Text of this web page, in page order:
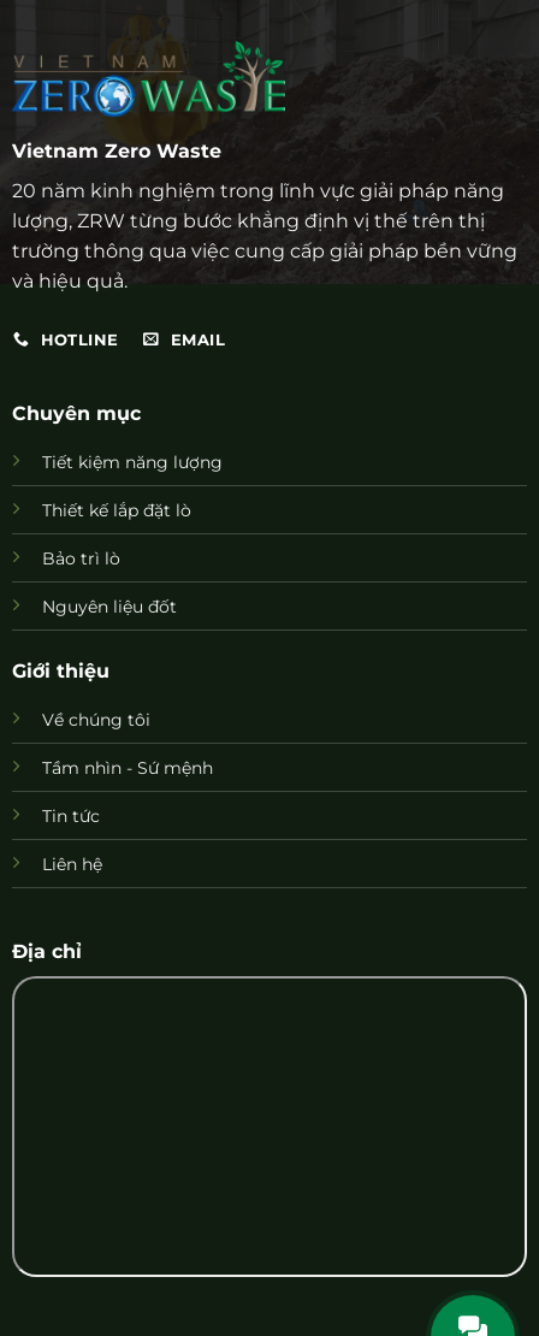
Vietnam Zero Waste
20 năm kinh nghiệm trong lĩnh vực giải pháp năng
lượng, ZRW từng bước khẳng định vị thế trên thị
trường thông qua việc cung cấp giải pháp bền vững
và hiệu quả.
HOTLINE EMAIL
Chuyên mục
Tiết kiệm năng lượng
Thiết kế lắp đặt lò
Bảo trì lò
Nguyên liệu đốt
Giới thiệu
Về chúng tôi
Tầm nhìn - Sứ mệnh
Tin tức
Liên hệ
Địa chỉ